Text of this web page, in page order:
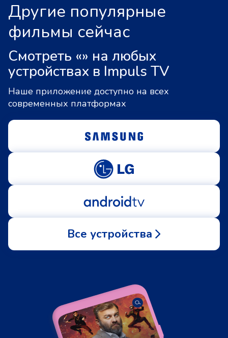
Другие популярные
фильмы сейчас
Смотреть «» на любых
устройствах в Impuls TV
Наше приложение доступно на всех
современных платформах
Все устройства